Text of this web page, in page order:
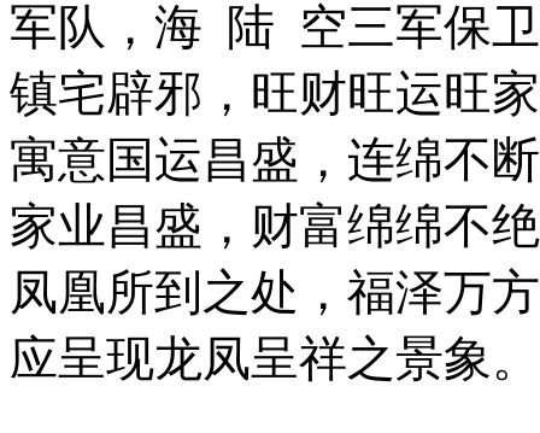
军队，海 陆 空三军保
镇宅辟邪，旺财旺运旺
寓意国运昌盛，连绵不
家业昌盛，财富绵绵不
凤凰所到之处，福泽万
应呈现龙凤呈祥之景象。